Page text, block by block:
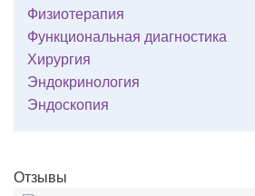
Физиотерапия
Функциональная диагностика
Хирургия
Эндокринология
Эндоскопия
Отзывы